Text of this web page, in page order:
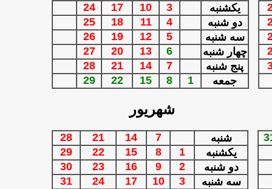
24
17 10 3
یکشنبه
25
18 11 4
دو شنبه
26
19 12 5
سه شنبه
27
20 13 6
چهار شنبه
28
21 14 7
پنج شنبه
29
22 15 8 1 جمعه
شهریور
28 21 14 7
شنبه
29
22 15 8 1
يكشنبه
30
23 16 9 2
دو شنبه
31
24 17 10 3
سه شنبه